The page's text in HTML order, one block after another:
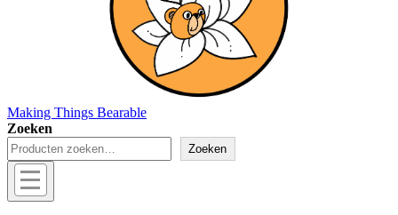
Making Things Bearable
Zoeken
Zoeken
Hoofd
navigatie
Menu